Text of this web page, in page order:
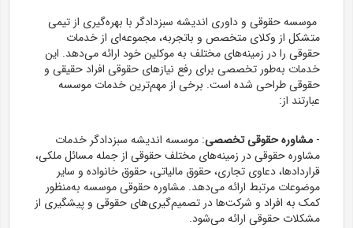
موسسه حقوقی و داوری اندیشه سبزدادگر با بهره‌گیری از تیمی
متشکل از وکلای متخصص و باتجربه، مجموعه‌ای از خدمات
حقوقی را در زمینه‌های مختلف به موکلین خود ارائه می‌دهد. این
خدمات به‌طور تخصصی برای رفع نیازهای حقوقی افراد حقیقی و
حقوقی طراحی شده است. برخی از مهم‌ترین خدمات موسسه
عبارتند از:
- مشاوره حقوقی تخصصی: موسسه اندیشه سبزدادگر خدمات
مشاوره حقوقی در زمینه‌های مختلف حقوقی از جمله مسائل ملکی،
قراردادها، دعاوی تجاری، حقوق مالیاتی، حقوق خانواده و سایر
موضوعات مرتبط ارائه می‌دهد. مشاوره حقوقی موسسه به‌منظور
کمک به افراد و شرکت‌ها در تصمیم‌گیری‌های حقوقی و پیشگیری از
مشکلات حقوقی ارائه می‌شود.